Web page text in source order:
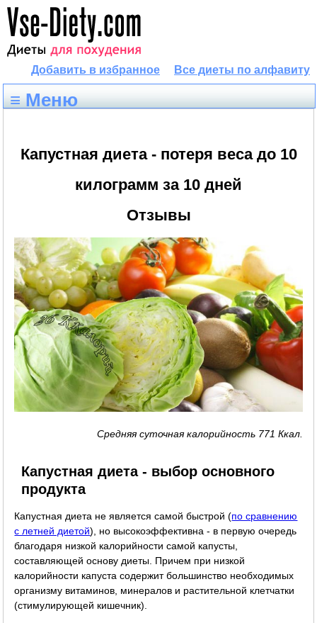
Все диеты по алфавиту
Добавить в избранное
≡ Меню
Капустная диета - потеря веса до 10
килограмм за 10 дней
Отзывы
Средняя суточная калорийность 771 Ккал.
Капустная диета - выбор основного
продукта
Капустная диета не является самой быстрой (по сравнению
с летней диетой), но высокоэффективна - в первую очередь
благодаря низкой калорийности самой капусты,
составляющей основу диеты. Причем при низкой
калорийности капуста содержит большинство необходимых
организму витаминов, минералов и растительной клетчатки
(стимулирующей кишечник).